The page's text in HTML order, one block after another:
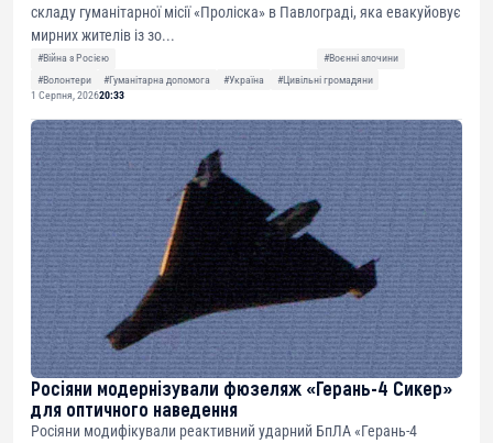
складу гуманітарної місії «Проліска» в Павлограді, яка евакуйовує
мирних жителів із зо...
#Війна з Росією
#Воєнні злочини
#Волонтери
#Гуманітарна допомога #Україна
#Цивільні громадяни
1 Серпня, 202620:33
Росіяни модернізували фюзеляж «Герань-4 Сикер»
для оптичного наведення
Росіяни модифікували реактивний ударний БпЛА «Герань-4